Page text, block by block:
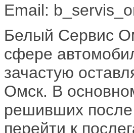
Email:
Белый Сервис
сфере
зачастую
Омск. В
решивших после
перейти к